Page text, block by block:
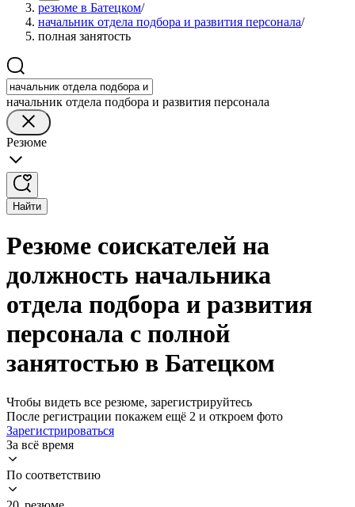
резюме в Батецком/
начальник отдела подбора и развития персонала/
полная занятость
начальник отдела подбора и развития персонала
Резюме
Найти
Резюме соискателей на
должность начальника
отдела подбора и развития
персонала с полной
занятостью в Батецком
Чтобы видеть все резюме, зарегистрируйтесь
После регистрации покажем ещё 2 и откроем фото
Зарегистрироваться
За всё время
По соответствию